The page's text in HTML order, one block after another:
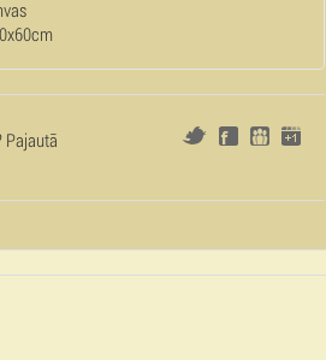
Pajautā